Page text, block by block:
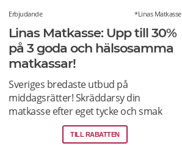
Erbjudande *Linas Matkasse
Linas Matkasse: Upp till 30%
på 3 goda och hälsosamma
matkassar!
Sveriges bredaste utbud på
middagsrätter! Skräddarsy din
matkasse efter eget tycke och smak
genom att välja bland över 30 olika
rätter – varje vecka! Din matkasse
TILL RABATTEN